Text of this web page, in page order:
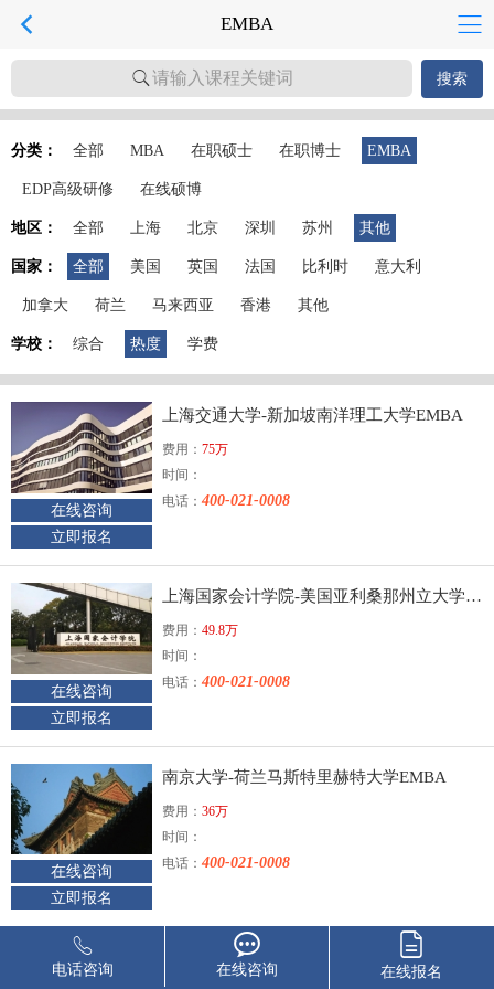
EMBA
请输入课程关键词 搜索
分类： 全部 MBA 在职硕士 在职博士 EMBA
EDP高级研修 在线硕博
地区： 全部 上海 北京 深圳 苏州 其他
国家： 全部 美国 英国 法国 比利时 意大利
加拿大 荷兰 马来西亚 香港 其他
学校： 综合 热度 学费
在线咨询
立即报名
上海交通大学-新加坡南洋理工大学EMBA
费用： 75万
时间：
电话： 400-021-0008
在线咨询
立即报名
上海国家会计学院-美国亚利桑那州立大学EMBA
费用： 49.8万
时间：
电话： 400-021-0008
在线咨询
立即报名
南京大学-荷兰马斯特里赫特大学EMBA
费用： 36万
时间：
电话： 400-021-0008
中欧国际工商学院HEMBA
电话咨询 在线咨询 在线报名